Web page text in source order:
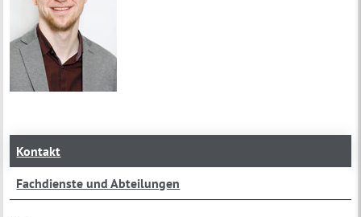
Kontakt
Fachdienste und Abteilungen